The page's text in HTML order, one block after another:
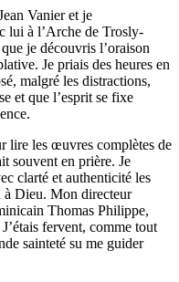
Vanier et je
lui à l’Arche de Trosly-
je découvris l’oraison
Je priais des heures en
malgré les distractions,
et que l’esprit se fixe
lire les œuvres complètes de
souvent en prière. Je
clarté et authenticité les
à Dieu. Mon directeur
Thomas Philippe,
fervent, comme tout
sainteté su me guider